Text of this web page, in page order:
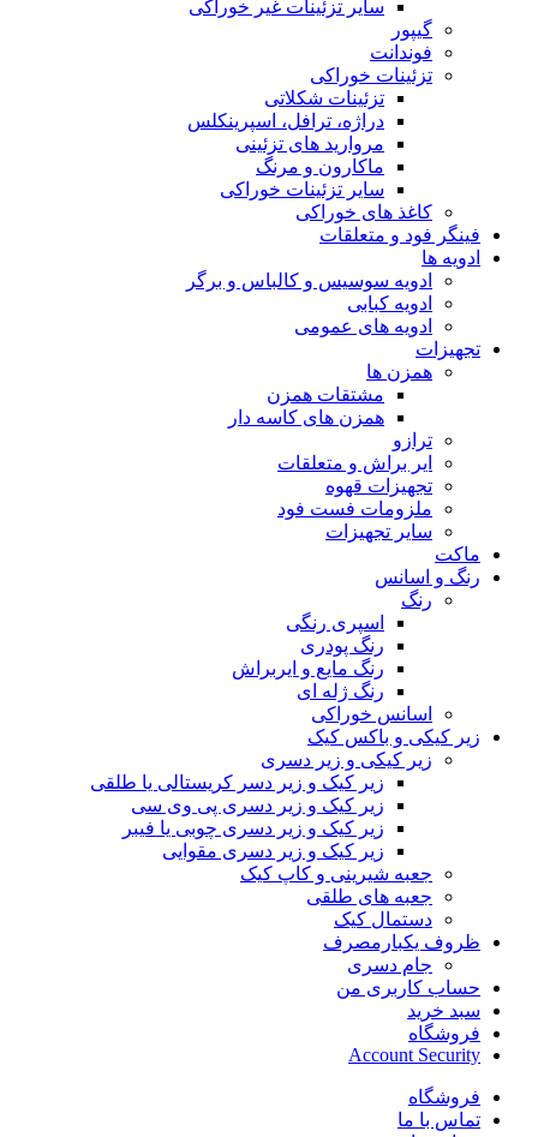
سایر تزئینات غیر خوراکی
گیپور
فوندانت
تزئینات خوراکی
تزئینات شکلاتی
دراژه، ترافل، اسپرینکلس
مروارید های تزئینی
ماکارون و مرنگ
سایر تزئینات خوراکی
کاغذ های خوراکی
فینگر فود و متعلقات
ادویه ها
ادویه سوسیس و کالباس و برگر
ادویه کبابی
ادویه های عمومی
تجهیزات
همزن ها
مشتقات همزن
همزن های کاسه دار
ترازو
ایر براش و متعلقات
تجهیزات قهوه
ملزومات فست فود
سایر تجهیزات
ماکت
رنگ و اسانس
رنگ
اسپری رنگی
رنگ پودری
رنگ مایع و ایربراش
رنگ ژله ای
اسانس خوراکی
زیر کیکی و باکس کیک
زیر کیکی و زیر دسری
زیر کیک و زیر دسر کریستالی یا طلقی
زیر کیک و زیر دسری پی وی سی
زیر کیک و زیر دسری چوبی یا فیبر
زیر کیک و زیر دسری مقوایی
جعبه شیرینی و کاپ کیک
جعبه های طلقی
دستمال کیک
ظروف یکبارمصرف
جام دسری
حساب کاربری من
سبد خرید
فروشگاه
Account Security
فروشگاه
تماس با ما